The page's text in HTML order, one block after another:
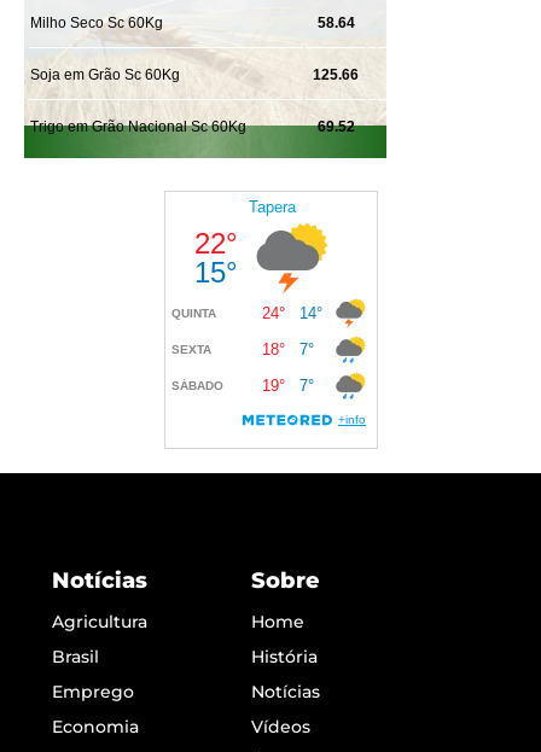
Notícias
Agricultura
Brasil
Emprego
Economia
Sobre
Home
História
Notícias
Vídeos